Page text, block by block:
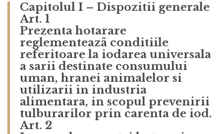
Capitolul I – Dispozitii generale
Art. 1
Prezenta hotarare
reglementeazä conditiile
referitoare la iodarea universala
a sarii destinate consumului
uman, hranei animalelor si
utilizarii in industria
alimentara, in scopul prevenirii
tulburarilor prin carenta de iod.
Art. 2